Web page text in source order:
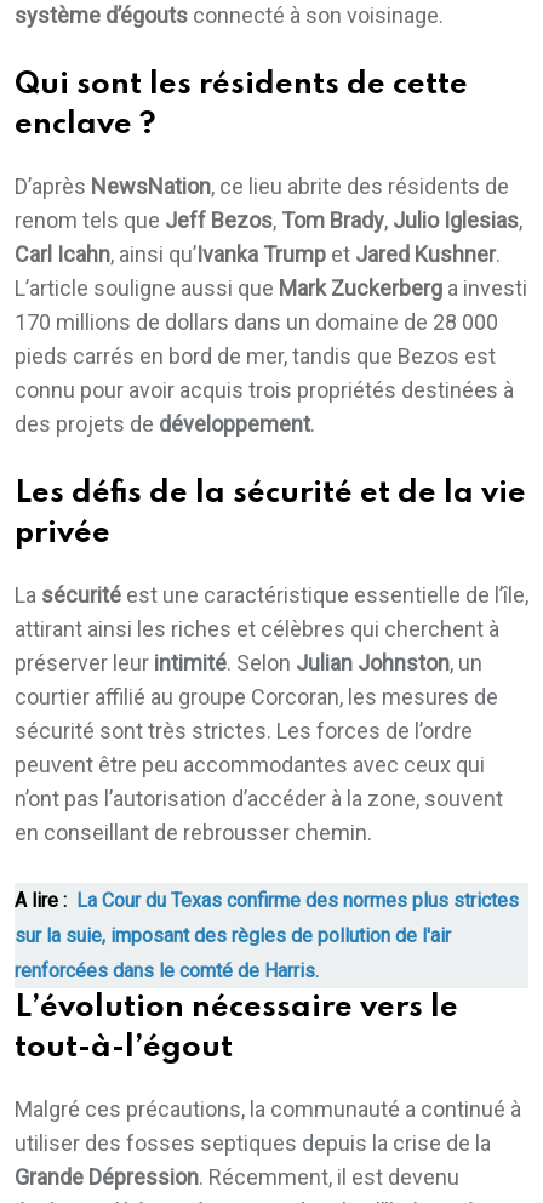
système d’égouts connecté à son voisinage.
Qui sont les résidents de cette
enclave ?
D’après NewsNation, ce lieu abrite des résidents de
renom tels que Jeff Bezos, Tom Brady, Julio Iglesias,
Carl Icahn, ainsi qu’Ivanka Trump et Jared Kushner.
L’article souligne aussi que Mark Zuckerberg a investi
170 millions de dollars dans un domaine de 28 000
pieds carrés en bord de mer, tandis que Bezos est
connu pour avoir acquis trois propriétés destinées à
des projets de développement.
Les défis de la sécurité et de la vie
privée
La sécurité est une caractéristique essentielle de l’île,
attirant ainsi les riches et célèbres qui cherchent à
préserver leur intimité. Selon Julian Johnston, un
courtier affilié au groupe Corcoran, les mesures de
sécurité sont très strictes. Les forces de l’ordre
peuvent être peu accommodantes avec ceux qui
n’ont pas l’autorisation d’accéder à la zone, souvent
en conseillant de rebrousser chemin.
A lire : La Cour du Texas confirme des normes plus strictes
sur la suie, imposant des règles de pollution de l'air
renforcées dans le comté de Harris.
L’évolution nécessaire vers le
tout-à-l’égout
Malgré ces précautions, la communauté a continué à
utiliser des fosses septiques depuis la crise de la
Grande Dépression. Récemment, il est devenu